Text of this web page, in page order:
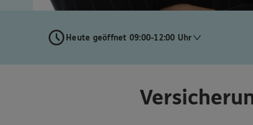
Heute geöffnet 09:00-12:00 Uhr